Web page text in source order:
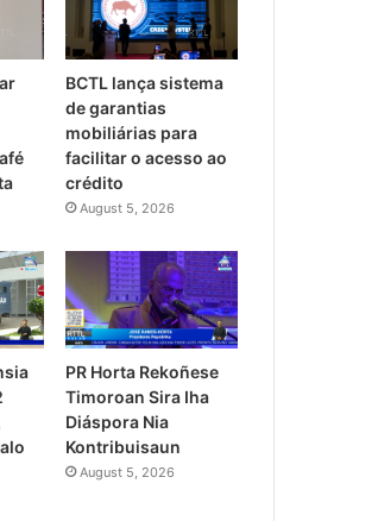
BCTL lança sistema
de garantias
mobiliárias para
facilitar o acesso ao
crédito
August 5, 2026
PR Horta Rekoñese
Timoroan Sira Iha
Diáspora Nia
Kontribuisaun
August 5, 2026